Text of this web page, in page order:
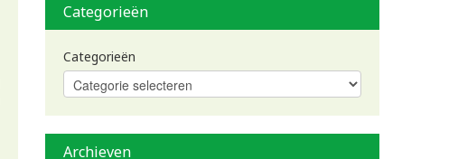
Categorieën
Categorieën
Archieven